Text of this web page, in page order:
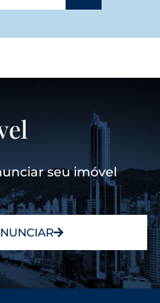
seu imóvel